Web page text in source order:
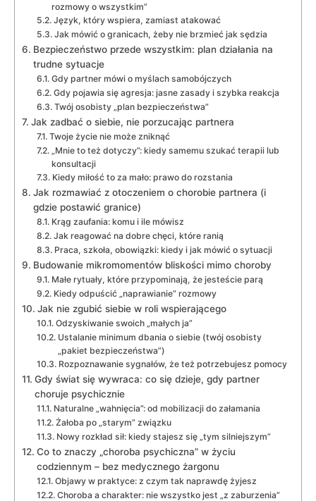
rozmowy o wszystkim”
Język, który wspiera, zamiast atakować
Jak mówić o granicach, żeby nie brzmieć jak sędzia
Bezpieczeństwo przede wszystkim: plan działania na
trudne sytuacje
Gdy partner mówi o myślach samobójczych
Gdy pojawia się agresja: jasne zasady i szybka reakcja
Twój osobisty „plan bezpieczeństwa”
Jak zadbać o siebie, nie porzucając partnera
Twoje życie nie może zniknąć
„Mnie to też dotyczy”: kiedy samemu szukać terapii lub
konsultacji
Kiedy miłość to za mało: prawo do rozstania
Jak rozmawiać z otoczeniem o chorobie partnera (i
gdzie postawić granice)
Krąg zaufania: komu i ile mówisz
Jak reagować na dobre chęci, które ranią
Praca, szkoła, obowiązki: kiedy i jak mówić o sytuacji
Budowanie mikromomentów bliskości mimo choroby
Małe rytuały, które przypominają, że jesteście parą
Kiedy odpuścić „naprawianie” rozmowy
Jak nie zgubić siebie w roli wspierającego
Odzyskiwanie swoich „małych ja”
Ustalanie minimum dbania o siebie (twój osobisty
„pakiet bezpieczeństwa”)
Rozpoznawanie sygnałów, że też potrzebujesz pomocy
Gdy świat się wywraca: co się dzieje, gdy partner
choruje psychicznie
Naturalne „wahnięcia”: od mobilizacji do załamania
Żałoba po „starym” związku
Nowy rozkład sił: kiedy stajesz się „tym silniejszym”
Co to znaczy „choroba psychiczna” w życiu
codziennym – bez medycznego żargonu
Objawy w praktyce: z czym tak naprawdę żyjesz
Choroba a charakter: nie wszystko jest „z zaburzenia”